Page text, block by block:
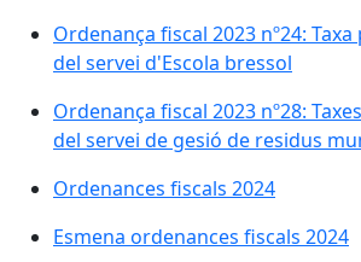
Ordenança fiscal 2023 nº24:
del servei d'Escola bressol
Ordenança fiscal 2023 nº28:
del servei de gesió de residus
Ordenances fiscals 2024
Esmena ordenances fiscals 2024